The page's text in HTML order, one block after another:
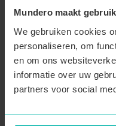
Mundero maakt
We gebruiken cookies
personaliseren, om
en om ons
informatie over uw
partners voor social